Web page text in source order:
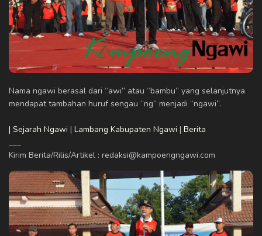
Nama ngawi berasal dari “awi” atau “bambu” yang selanjutnya
mendapat tambahan huruf sengau “ng” menjadi “ngawi”.
| Sejarah Ngawi | Lambang Kabupaten Ngawi | Berita
___
Kirim Berita/Rilis/Artikel : redaksi@kampoengngawi.com